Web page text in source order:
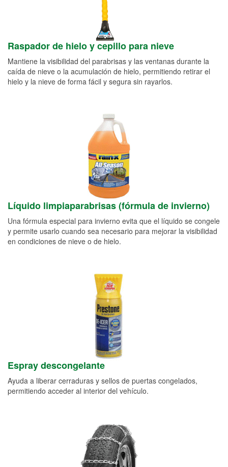
Raspador de hielo y cepillo para nieve
Mantiene la visibilidad del parabrisas y las ventanas durante la
caída de nieve o la acumulación de hielo, permitiendo retirar el
hielo y la nieve de forma fácil y segura sin rayarlos.
Líquido limpiaparabrisas (fórmula de invierno)
Una fórmula especial para invierno evita que el líquido se congele
y permite usarlo cuando sea necesario para mejorar la visibilidad
en condiciones de nieve o de hielo.
Espray descongelante
Ayuda a liberar cerraduras y sellos de puertas congelados,
permitiendo acceder al interior del vehículo.